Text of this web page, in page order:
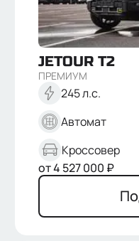
JETOUR T2
ПРЕМИУМ
245 л.с.
Автомат
Кроссовер
от4 527 000 ₽